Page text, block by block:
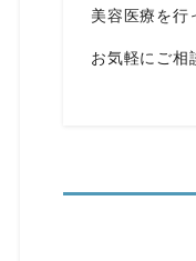
美容医療を行
お気軽にご相